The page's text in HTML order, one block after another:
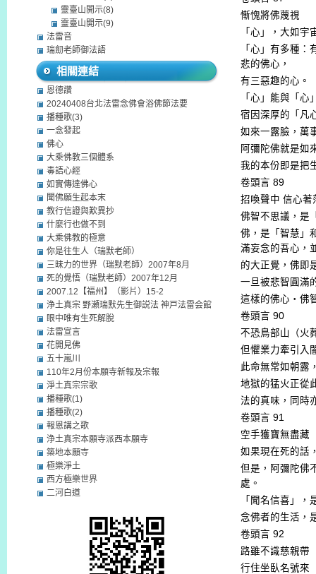
慚愧將佛蔑視
「心」，大如宇
「心」有多種
悲的佛心，
有三惡趣的心。
「心」能與「
宿因深厚的「凡
如來一露臉，萬
阿彌陀佛就是如
我的本份即是把
卷頭言 89
招喚聲中 信心著
佛智不思議，是
佛，是「智慧」
滿妄念的吾心，
的大正覺，佛即
一旦被悲智圓滿
這樣的佛心‧佛
卷頭言 90
不恐鳥部山（火
但懼業力牽引入
此命無常如朝露
地獄的猛火正從
法的真味，同時
卷頭言 91
空手獲寶無盡藏
如果現在死的話
但是，阿彌陀佛
處。
「聞名信喜」
念佛者的生活，
卷頭言 92
路雖不識慈親帶
行住坐臥名號來
靈臺山開示(8)
靈臺山開示(9)
法雷音
瑞劎老師御法語
相關連結
恩德讚
20240408台北法雷念佛會浴佛節法要
播種歌(3)
一念發起
佛心
大乘佛教三個體系
毒語心經
如實傳達佛心
聞佛願生起本末
教行信證與歎異抄
什麼行也做不到
大乘佛教的極意
你是往生人（瑞默老師）
三昧力的世界（瑞默老師）2007年8月
死的覺悟（瑞默老師）2007年12月
2007.12【福州】（影片）15-2
浄土真宗 野瀬瑞默先生御説法 神戸法雷会館
眼中唯有生死解脫
法雷宣言
花開見佛
五十嵐川
110年2月份本願寺新報及宗報
淨土真宗宗歌
播種歌(1)
播種歌(2)
報恩講之歌
浄土真宗本願寺派西本願寺
築地本願寺
極樂淨土
西方極樂世界
二河白道